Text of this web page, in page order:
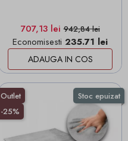
Pret
707,13 leiPret de baza
942,84 lei
Economisesti 235.71 lei
ADAUGA IN COS
Stoc epuizat
Outlet
-25%